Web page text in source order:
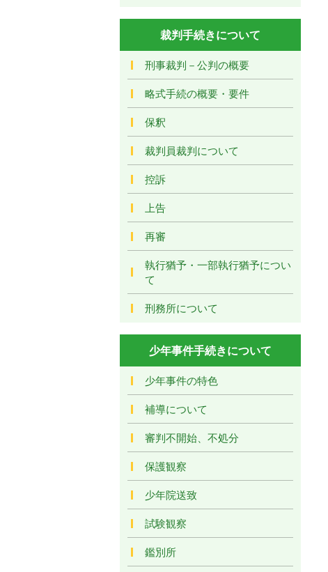
裁判手続きについて
刑事裁判－公判の概要
略式手続の概要・要件
保釈
裁判員裁判について
控訴
上告
再審
執行猶予・一部執行猶予につい
て
刑務所について
少年事件手続きについて
少年事件の特色
補導について
審判不開始、不処分
保護観察
少年院送致
試験観察
鑑別所